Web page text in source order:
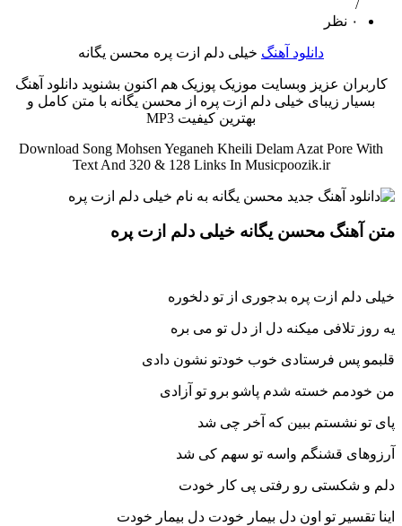
/
۰ نظر
دانلود آهنگ خیلی دلم ازت پره محسن یگانه
کاربران عزیز وبسایت موزیک پوزیک هم اکنون بشنوید دانلود آهنگ
بسیار زیبای خیلی دلم ازت پره از محسن یگانه با متن کامل و
بهترین کیفیت MP3
Download Song Mohsen Yeganeh Kheili Delam Azat Pore With
Text And 320 & 128 Links In Musicpoozik.ir
متن آهنگ محسن یگانه خیلی دلم ازت پره
خیلی دلم ازت پره بدجوری از تو دلخوره
یه روز تلافی میکنه دل از دل تو می بره
قلبمو پس فرستادی خوب خودتو نشون دادی
من خودمم خسته شدم پاشو برو تو آزادی
پای تو نشستم ببین که آخر چی شد
آرزوهای قشنگم واسه تو سهم کی شد
دلم و شکستی رو رفتی پی کار خودت
اینا تقسیر تو اون دل بیمار خودت دل بیمار خودت